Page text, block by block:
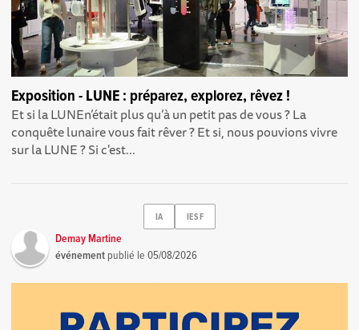
Exposition - LUNE : préparez, explorez, rêvez !
Et si la LUNEn’était plus qu’à un petit pas de vous ? La
conquête lunaire vous fait rêver ? Et si, nous pouvions vivre
sur la LUNE ? Si c'est...
IA IESF
Demay Martine
événement publié le05/08/2026